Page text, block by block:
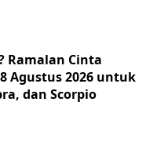
Ramalan Cinta
Agustus 2026 untuk
dan Scorpio